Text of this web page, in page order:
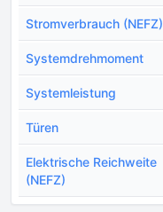
Stromverbrauch (NEFZ)
Systemdrehmoment
Systemleistung
Türen
Еlektrische Reichweite
(NEFZ)